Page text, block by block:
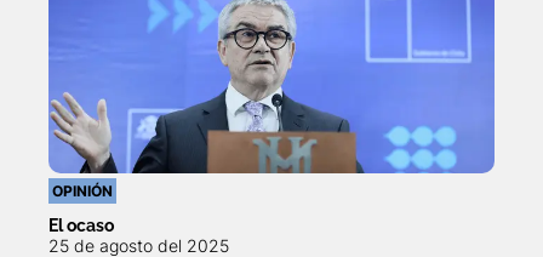
OPINIÓN
El ocaso
25 de agosto del 2025